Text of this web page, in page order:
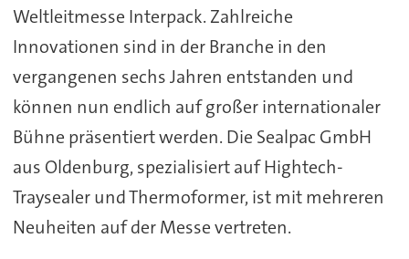
Weltleitmesse Interpack. Zahlreiche
Innovationen sind in der Branche in den
vergangenen sechs Jahren entstanden und
können nun endlich auf großer internationaler
Bühne präsentiert werden. Die Sealpac GmbH
aus Oldenburg, spezialisiert auf Hightech-
Traysealer und Thermoformer, ist mit mehreren
Neuheiten auf der Messe vertreten.